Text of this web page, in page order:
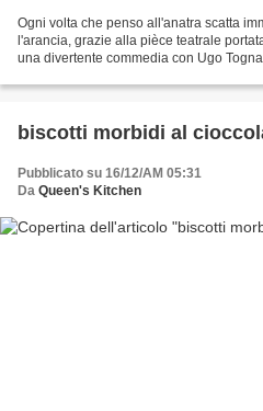
Ogni volta che penso all'anatra scatta
l'arancia, grazie alla pièce teatrale
una divertente commedia con Ugo
biscotti morbidi al
Pubblicato su 16/12/AM 05:31
Da Queen's Kitchen